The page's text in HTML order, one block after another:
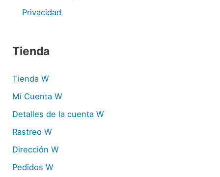
Privacidad
Tienda
Tienda W
Mi Cuenta W
Detalles de la cuenta W
Rastreo W
Dirección W
Pedidos W